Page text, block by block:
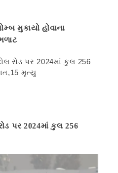
મુકાયો હોવાના
ખળભળાટ
પર 2024માં કુલ 256